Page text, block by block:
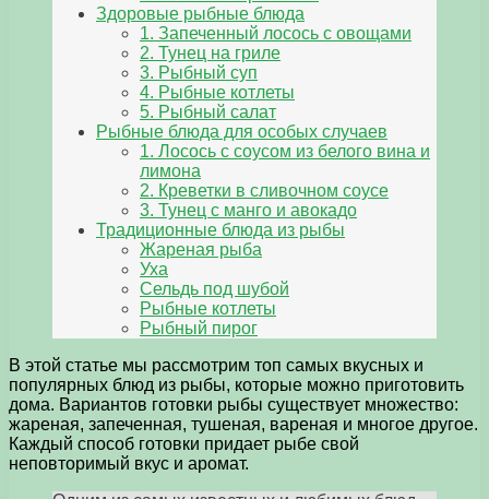
Здоровые рыбные блюда
1. Запеченный лосось с овощами
2. Тунец на гриле
3. Рыбный суп
4. Рыбные котлеты
5. Рыбный салат
Рыбные блюда для особых случаев
1. Лосось с соусом из белого вина и
лимона
2. Креветки в сливочном соусе
3. Тунец с манго и авокадо
Традиционные блюда из рыбы
Жареная рыба
Уха
Сельдь под шубой
Рыбные котлеты
Рыбный пирог
В этой статье мы рассмотрим топ самых вкусных и
популярных блюд из рыбы, которые можно приготовить
дома. Вариантов готовки рыбы существует множество:
жареная, запеченная, тушеная, вареная и многое другое.
Каждый способ готовки придает рыбе свой
неповторимый вкус и аромат.